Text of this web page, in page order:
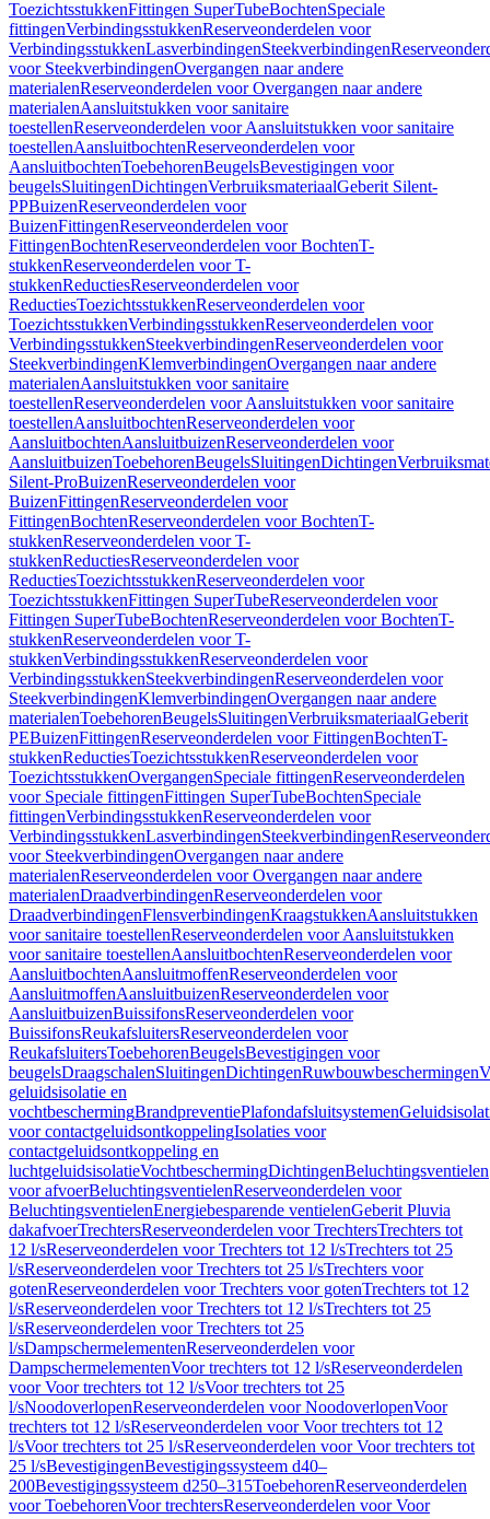
ToezichtsstukkenFittingen SuperTubeBochtenSpeciale
fittingenVerbindingsstukkenReserveonderdelen voor
VerbindingsstukkenLasverbindingenSteekverbindingen
voor SteekverbindingenOvergangen naar andere
materialenReserveonderdelen voor Overgangen naar andere
materialenAansluitstukken voor sanitaire
toestellenReserveonderdelen voor Aansluitstukken voor sanitaire
toestellenAansluitbochtenReserveonderdelen voor
AansluitbochtenToebehorenBeugelsBevestigingen voor
beugelsSluitingenDichtingenVerbruiksmateriaalGeberit Silent-
PPBuizenReserveonderdelen voor
BuizenFittingenReserveonderdelen voor
FittingenBochtenReserveonderdelen voor BochtenT-
stukkenReserveonderdelen voor T-
stukkenReductiesReserveonderdelen voor
ReductiesToezichtsstukkenReserveonderdelen voor
ToezichtsstukkenVerbindingsstukkenReserveonderdelen voor
VerbindingsstukkenSteekverbindingenReserveonderdelen voor
SteekverbindingenKlemverbindingenOvergangen naar andere
materialenAansluitstukken voor sanitaire
toestellenReserveonderdelen voor Aansluitstukken voor sanitaire
toestellenAansluitbochtenReserveonderdelen voor
AansluitbochtenAansluitbuizenReserveonderdelen voor
AansluitbuizenToebehorenBeugelsSluitingenDichtingen
Silent-ProBuizenReserveonderdelen voor
BuizenFittingenReserveonderdelen voor
FittingenBochtenReserveonderdelen voor BochtenT-
stukkenReserveonderdelen voor T-
stukkenReductiesReserveonderdelen voor
ReductiesToezichtsstukkenReserveonderdelen voor
ToezichtsstukkenFittingen SuperTubeReserveonderdelen voor
Fittingen SuperTubeBochtenReserveonderdelen voor BochtenT-
stukkenReserveonderdelen voor T-
stukkenVerbindingsstukkenReserveonderdelen voor
VerbindingsstukkenSteekverbindingenReserveonderdelen voor
SteekverbindingenKlemverbindingenOvergangen naar andere
materialenToebehorenBeugelsSluitingenVerbruiksmateriaalGeberit
PEBuizenFittingenReserveonderdelen voor FittingenBochtenT-
stukkenReductiesToezichtsstukkenReserveonderdelen voor
ToezichtsstukkenOvergangenSpeciale fittingenReserveonderdelen
voor Speciale fittingenFittingen SuperTubeBochtenSpeciale
fittingenVerbindingsstukkenReserveonderdelen voor
VerbindingsstukkenLasverbindingenSteekverbindingen
voor SteekverbindingenOvergangen naar andere
materialenReserveonderdelen voor Overgangen naar andere
materialenDraadverbindingenReserveonderdelen voor
DraadverbindingenFlensverbindingenKraagstukkenAansluitstukken
voor sanitaire toestellenReserveonderdelen voor Aansluitstukken
voor sanitaire toestellenAansluitbochtenReserveonderdelen voor
AansluitbochtenAansluitmoffenReserveonderdelen voor
AansluitmoffenAansluitbuizenReserveonderdelen voor
AansluitbuizenBuissifonsReserveonderdelen voor
BuissifonsReukafsluitersReserveonderdelen voor
ReukafsluitersToebehorenBeugelsBevestigingen voor
beugelsDraagschalenSluitingenDichtingenRuwbouwbeschermingen
geluidsisolatie en
vochtbeschermingBrandpreventiePlafondafsluitsystemen
voor contactgeluidsontkoppelingIsolaties voor
contactgeluidsontkoppeling en
luchtgeluidsisolatieVochtbeschermingDichtingenBeluchtingsventielen
voor afvoerBeluchtingsventielenReserveonderdelen voor
BeluchtingsventielenEnergiebesparende ventielenGeberit Pluvia
dakafvoerTrechtersReserveonderdelen voor TrechtersTrechters tot
12 l/sReserveonderdelen voor Trechters tot 12 l/sTrechters tot 25
l/sReserveonderdelen voor Trechters tot 25 l/sTrechters voor
gotenReserveonderdelen voor Trechters voor gotenTrechters tot 12
l/sReserveonderdelen voor Trechters tot 12 l/sTrechters tot 25
l/sReserveonderdelen voor Trechters tot 25
l/sDampschermelementenReserveonderdelen voor
DampschermelementenVoor trechters tot 12 l/sReserveonderdelen
voor Voor trechters tot 12 l/sVoor trechters tot 25
l/sNoodoverlopenReserveonderdelen voor NoodoverlopenVoor
trechters tot 12 l/sReserveonderdelen voor Voor trechters tot 12
l/sVoor trechters tot 25 l/sReserveonderdelen voor Voor trechters tot
25 l/sBevestigingenBevestigingssysteem d40–
200Bevestigingssysteem d250–315ToebehorenReserveonderdelen
voor ToebehorenVoor trechtersReserveonderdelen voor Voor